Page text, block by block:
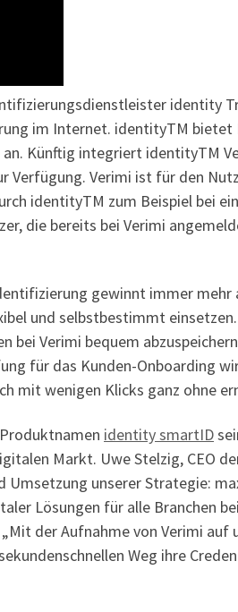
identity
im Internet. identityTM bietet
Künftig integriert identityTM
Verfügung. Verimi ist für den
identityTM zum Beispiel bei
die bereits bei Verimi
gewinnt immer mehr
und selbstbestimmt
Verimi bequem
für das Kunden-Onboarding
wenigen Klicks ganz ohne
identity smartID
Markt. Uwe Stelzig, CEO
unserer Strategie:
Lösungen für alle Branchen
der Aufnahme von Verimi
Weg ihre